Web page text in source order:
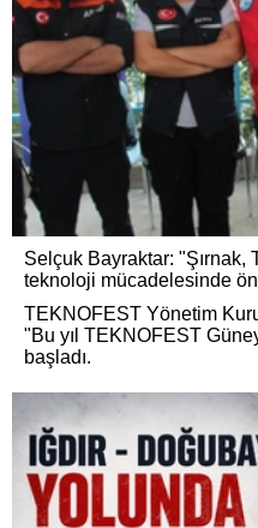
Selçuk Bayraktar: "Şırnak,
teknoloji mücadelesinde
TEKNOFEST Yönetim
"Bu yıl TEKNOFEST
başladı.